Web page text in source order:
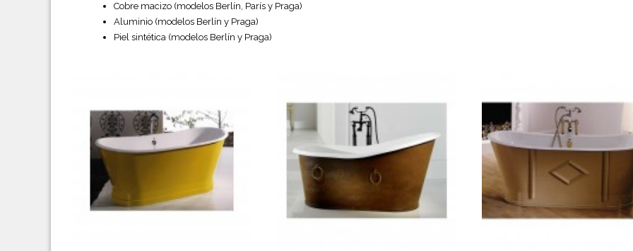
Cobre macizo (modelos Berlín, París y Praga)
Aluminio (modelos Berlín y Praga)
Piel sintética (modelos Berlín y Praga)